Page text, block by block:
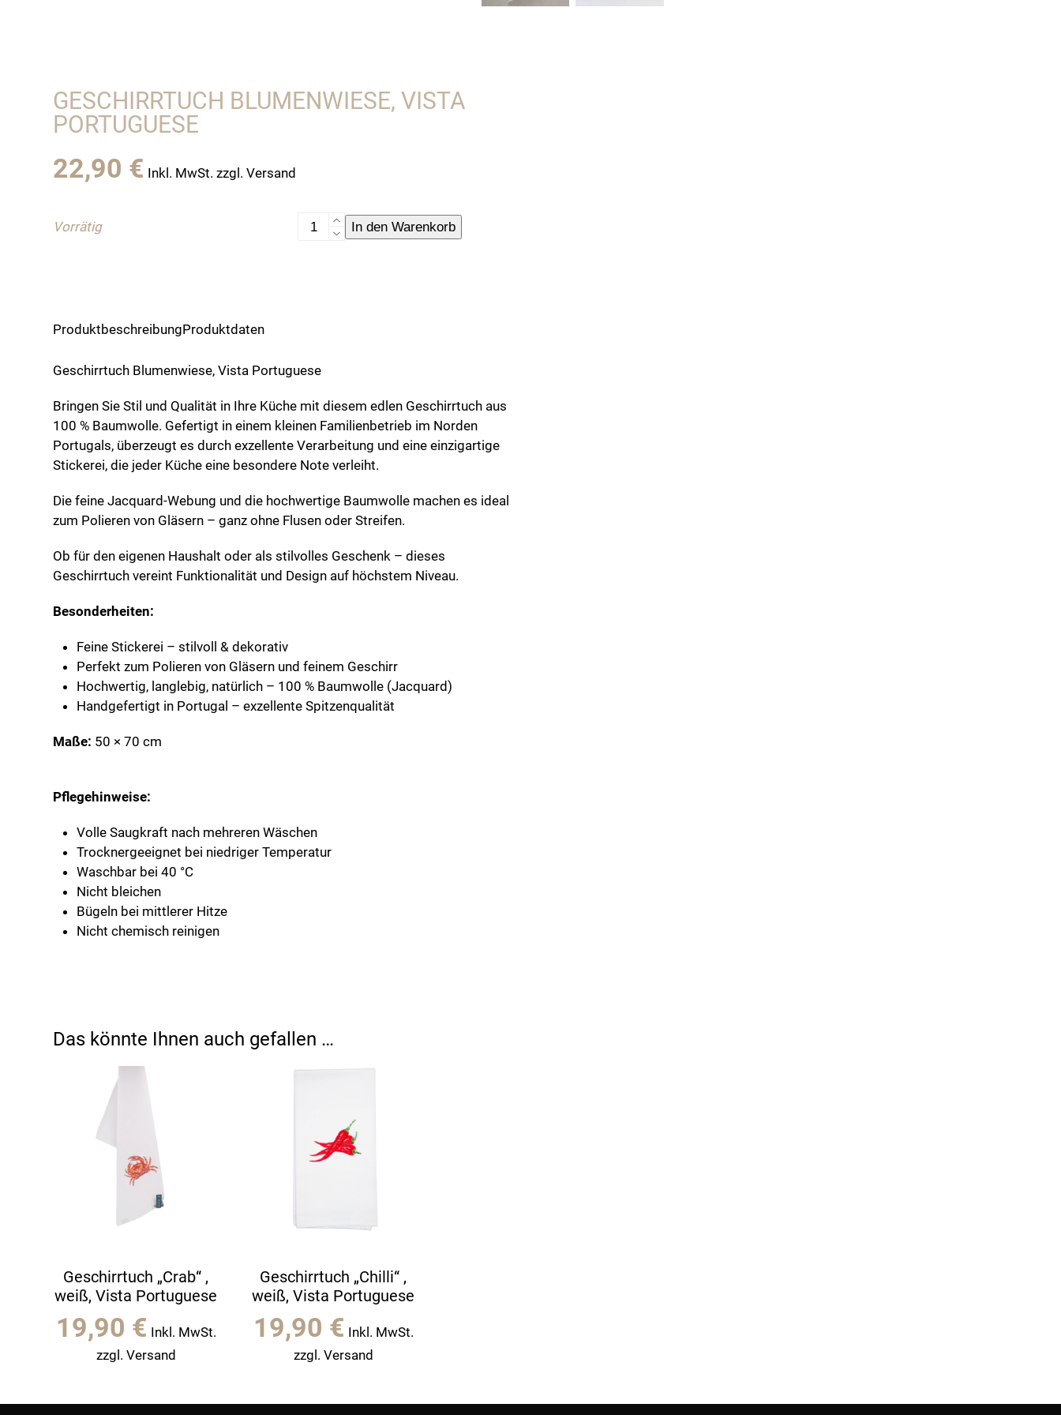
GESCHIRRTUCH BLUMENWIESE, VISTA
PORTUGUESE
22,90 € Inkl. MwSt. zzgl. Versand
Vorrätig
Geschirrtuch
Blumenwiese,
In den Warenkorb
ProduktbeschreibungProduktdaten
Geschirrtuch Blumenwiese, Vista Portuguese
Bringen Sie Stil und Qualität in Ihre Küche mit diesem edlen Geschirrtuch aus
100 % Baumwolle. Gefertigt in einem kleinen Familienbetrieb im Norden
Portugals, überzeugt es durch exzellente Verarbeitung und eine einzigartige
Stickerei, die jeder Küche eine besondere Note verleiht.
Die feine Jacquard-Webung und die hochwertige Baumwolle machen es ideal
zum Polieren von Gläsern – ganz ohne Flusen oder Streifen.
Ob für den eigenen Haushalt oder als stilvolles Geschenk – dieses
Geschirrtuch vereint Funktionalität und Design auf höchstem Niveau.
Besonderheiten:
Feine Stickerei – stilvoll & dekorativ
Perfekt zum Polieren von Gläsern und feinem Geschirr
Hochwertig, langlebig, natürlich – 100 % Baumwolle (Jacquard)
Handgefertigt in Portugal – exzellente Spitzenqualität
Maße: 50 × 70 cm
Pflegehinweise:
Volle Saugkraft nach mehreren Wäschen
Trocknergeeignet bei niedriger Temperatur
Waschbar bei 40 °C
Nicht bleichen
Bügeln bei mittlerer Hitze
Nicht chemisch reinigen
Das könnte Ihnen auch gefallen …
Geschirrtuch „Crab“ ,
weiß, Vista Portuguese
19,90 € Inkl. MwSt.
zzgl. Versand
Geschirrtuch „Chilli“ ,
weiß, Vista Portuguese
19,90 € Inkl. MwSt.
zzgl. Versand